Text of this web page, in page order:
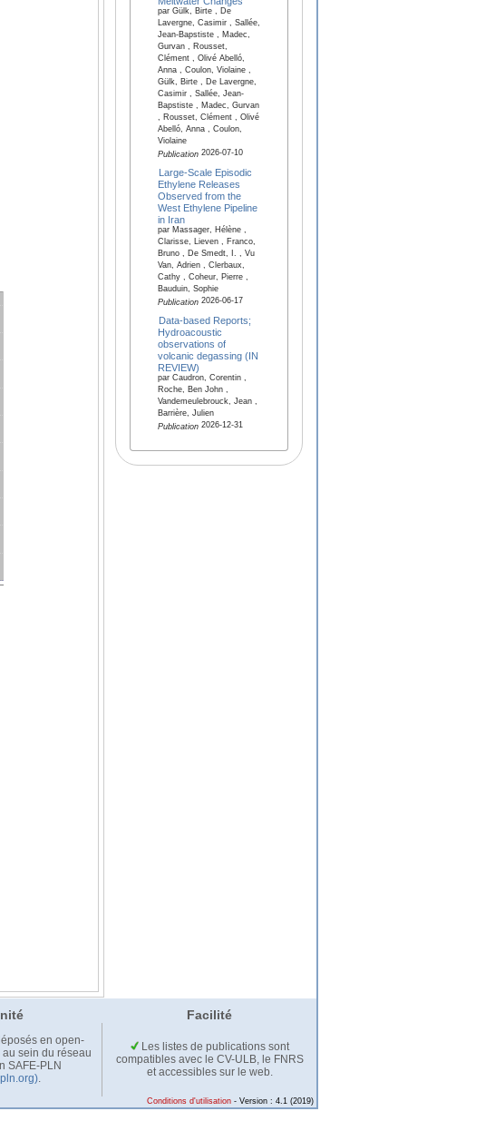
par Gülk, Birte , De
Lavergne, Casimir , Sallée,
Jean-Bapstiste , Madec,
Gurvan , Rousset,
Clément , Olivé Abelló,
Anna , Coulon, Violaine ,
Gülk, Birte , De Lavergne,
Casimir , Sallée, Jean-
Bapstiste , Madec, Gurvan
, Rousset, Clément , Olivé
Abelló, Anna , Coulon,
Violaine
Publication2026-07-10
Large-Scale Episodic
Ethylene Releases
Observed from the
West Ethylene Pipeline
in Iran
par Massager, Hélène ,
Clarisse, Lieven , Franco,
Bruno , De Smedt, I. , Vu
Van, Adrien , Clerbaux,
Cathy , Coheur, Pierre ,
Bauduin, Sophie
Publication2026-06-17
Data-based Reports;
Hydroacoustic
observations of
volcanic degassing (IN
REVIEW)
par Caudron, Corentin ,
Roche, Ben John ,
Vandemeulebrouck, Jean ,
Barrière, Julien
Publication2026-12-31
Facilité
en open-
sein du réseau
SAFE-PLN
.
Les listes de publications sont
compatibles avec le CV-ULB, le FNRS
et accessibles sur le web.
Conditions d'utilisation - Version : 4.1 (2019)